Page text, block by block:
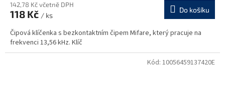
142,78 Kč včetně DPH
118 Kč / ks
Do košíku
Čipová klíčenka s bezkontaktním čipem Mifare, který pracuje na
frekvenci 13,56 kHz. Klíč
Kód: 10056459137420E